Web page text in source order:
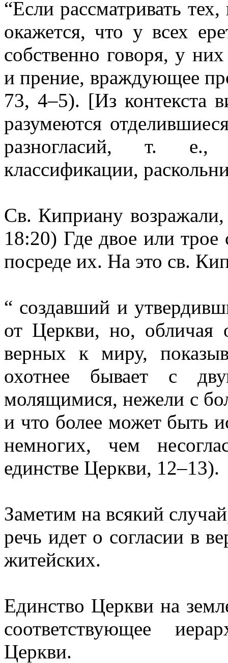
“Если рассматривать
окажется, что у всех
собственно говоря, у
и прение, враждующее
73, 4–5). [Из контекста
разумеются
разногласий, т. е.,
классификации,
Св. Киприану
18:20) Где двое или
посреде их. На это св.
“ создавший и
от Церкви, но, обличая
верных к миру,
охотнее бывает с
молящимися, нежели с
и что более может быть
немногих, чем
единстве Церкви, 12–13).
Заметим на всякий
речь идет о согласии в
житейских.
Единство Церкви на
соответствующее
Церкви.